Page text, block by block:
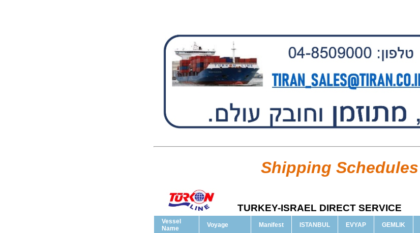
Shipping Schedules
TURKEY-ISRAEL DIRECT SERVICE
Vessel
Name
Voyage Manifest ISTANBUL EVYAP GEMLIK